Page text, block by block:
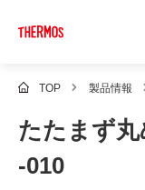
TOP 製品情報
たたまず
-010